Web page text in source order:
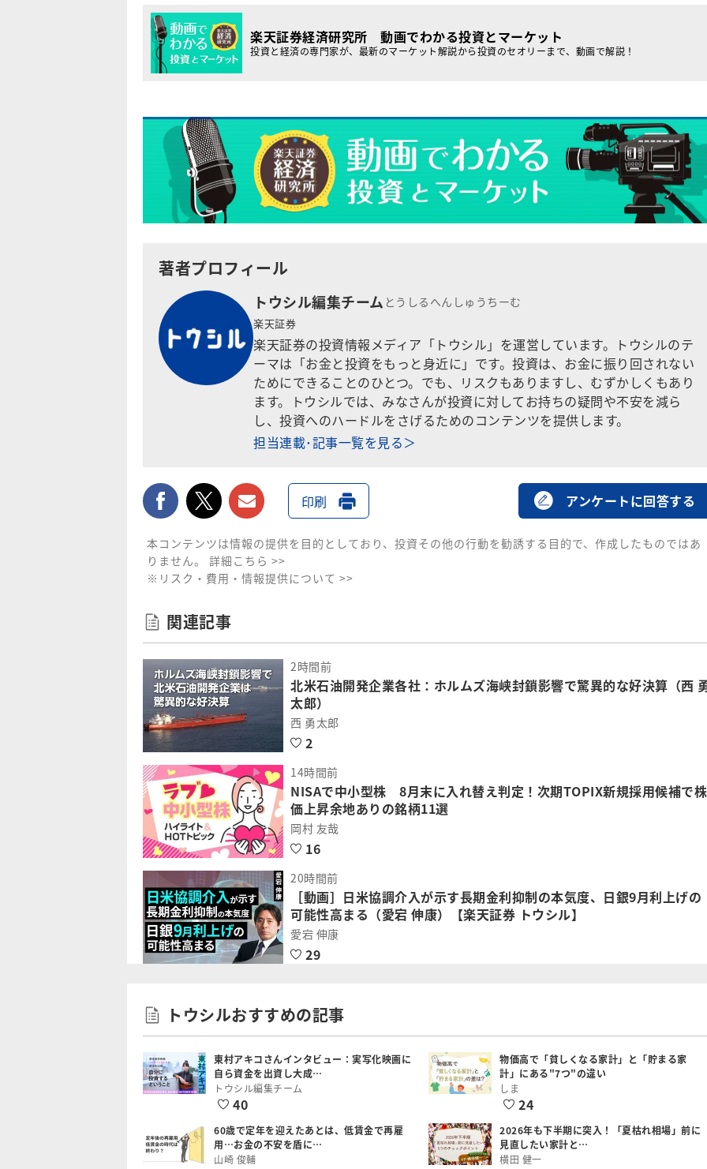
楽天証券経済研究所 動画でわかる投資とマーケット
投資と経済の専門家が、最新のマーケット解説から投資のセオリーまで、動画で解説！
著者プロフィール
トウシル編集チーム とうしるへんしゅうちーむ
楽天証券
楽天証券の投資情報メディア「トウシル」を運営しています。トウシルのテ
ーマは「お金と投資をもっと身近に」です。投資は、お金に振り回されない
ためにできることのひとつ。でも、リスクもありますし、むずかしくもあり
ます。トウシルでは、みなさんが投資に対してお持ちの疑問や不安を減ら
し、投資へのハードルをさげるためのコンテンツを提供します。
担当連載･記事一覧を見る＞
facebooktwitter メールで送る
印刷 アンケートに回答する
本コンテンツは情報の提供を目的としており、投資その他の行動を勧誘する目的で、作成したものではあ
りません。 詳細こちら >>
※リスク・費用・情報提供について >>
関連記事
2時間前
北米石油開発企業各社：ホルムズ海峡封鎖影響で驚異的な好決算（西
太郎）
西 勇太郎
2
14時間前
NISAで中小型株 8月末に入れ替え判定！次期TOPIX新規採用候補で株
価上昇余地ありの銘柄11選
岡村 友哉
16
20時間前
［動画］日米協調介入が示す長期金利抑制の本気度、日銀9月利上げの
可能性高まる（愛宕 伸康）【楽天証券 トウシル】
愛宕 伸康
29
トウシルおすすめの記事
東村アキコさんインタビュー：実写化映画に
自ら資金を出資し大成…
トウシル編集チーム
40
物価高で「貧しくなる家計」と「貯まる家
計」にある"7つ"の違い
しま
24
60歳で定年を迎えたあとは、低賃金で再雇
用…お金の不安を盾に…
山崎 俊輔
2026年も下半期に突入！「夏枯れ相場」前に
見直したい家計と…
横田 健一